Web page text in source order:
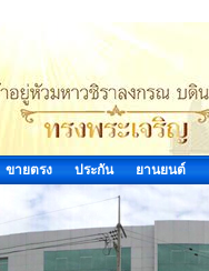
ขายตรง ประกัน ยานยนต์